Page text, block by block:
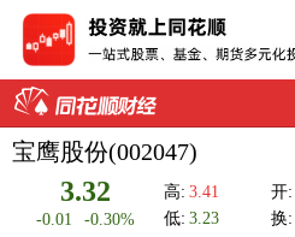
宝鹰股份(002047)
3.32
-0.01 -0.30%
高: 3.41 开:
低: 3.23 换: